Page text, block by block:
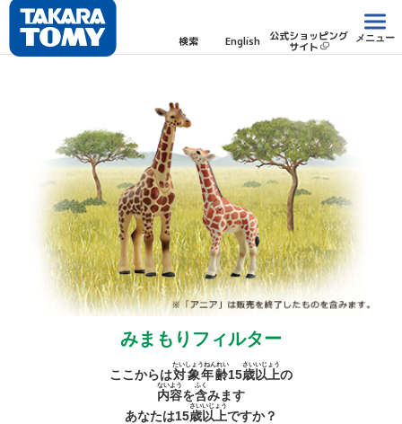
検索 English 公式ショッピング
サイト
メニュー
みまもりフィルター
ここからは対象年齢
たいしょうねんれい
15歳
さい
以上
いじょう
の
内容
ないよう
を含
ふく
みます
あなたは15歳
さい
以上
いじょう
ですか？